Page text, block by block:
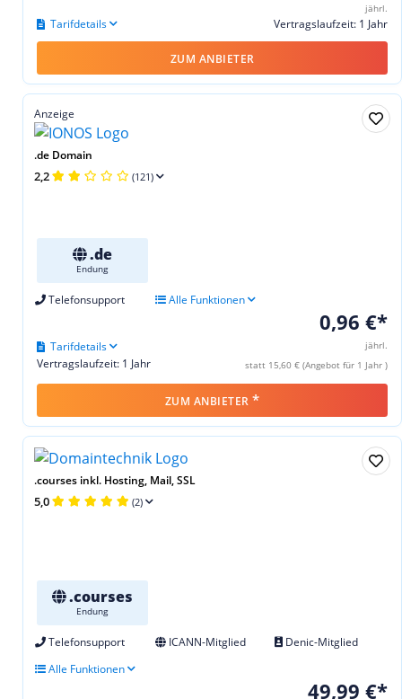
jährl.
Vertragslaufzeit: 1 Jahr
Tarifdetails
ZUM ANBIETER
Anzeige
.de Domain
2,2 (121)
.de
Endung
Telefonsupport Alle Funktionen
0,96 €*
jährl.
statt 15,60 € (Angebot für 1 Jahr )
Vertragslaufzeit: 1 Jahr
Tarifdetails
ZUM ANBIETER *
.courses inkl. Hosting, Mail, SSL
5,0 (2)
.courses
Endung
Telefonsupport ICANN-Mitglied
Denic-Mitglied
Alle Funktionen
49,99 €*